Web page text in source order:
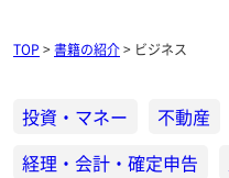
TOP >書籍の紹介> ビジネス
投資・マネー 不動産
経理・会計・確定申告